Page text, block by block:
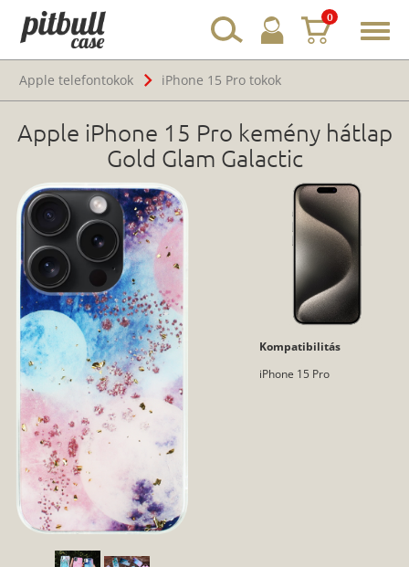
0
Apple telefontokok
iPhone 15 Pro tokok
Apple iPhone 15 Pro kemény hátlap
Gold Glam Galactic
Kompatibilitás
iPhone 15 Pro